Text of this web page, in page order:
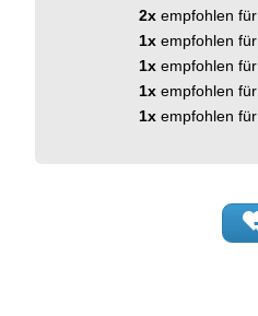
2x empfohlen für
1x empfohlen für
1x empfohlen für
1x empfohlen für
1x empfohlen für